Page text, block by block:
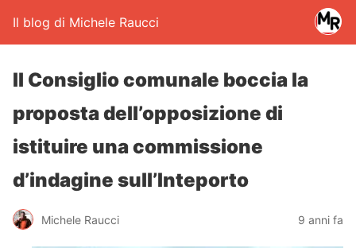
Il blog di Michele Raucci
Il Consiglio comunale boccia la
proposta dell’opposizione di
istituire una commissione
d’indagine sull’Inteporto
Michele Raucci 9 anni fa